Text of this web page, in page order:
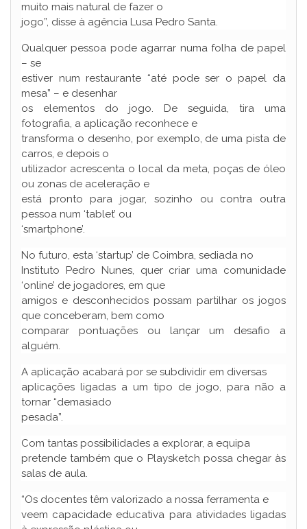
muito mais natural de fazer o
jogo”, disse à agência Lusa Pedro Santa.
Qualquer pessoa pode agarrar numa folha de papel
– se
estiver num restaurante “até pode ser o papel da
mesa” – e desenhar
os elementos do jogo. De seguida, tira uma
fotografia, a aplicação reconhece e
transforma o desenho, por exemplo, de uma pista de
carros, e depois o
utilizador acrescenta o local da meta, poças de óleo
ou zonas de aceleração e
está pronto para jogar, sozinho ou contra outra
pessoa num ‘tablet’ ou
‘smartphone’.
No futuro, esta ‘startup’ de Coimbra, sediada no
Instituto Pedro Nunes, quer criar uma comunidade
‘online’ de jogadores, em que
amigos e desconhecidos possam partilhar os jogos
que conceberam, bem como
comparar pontuações ou lançar um desafio a
alguém.
A aplicação acabará por se subdividir em diversas
aplicações ligadas a um tipo de jogo, para não a
tornar “demasiado
pesada”.
Com tantas possibilidades a explorar, a equipa
pretende também que o Playsketch possa chegar às
salas de aula.
“Os docentes têm valorizado a nossa ferramenta e
veem capacidade educativa para atividades ligadas